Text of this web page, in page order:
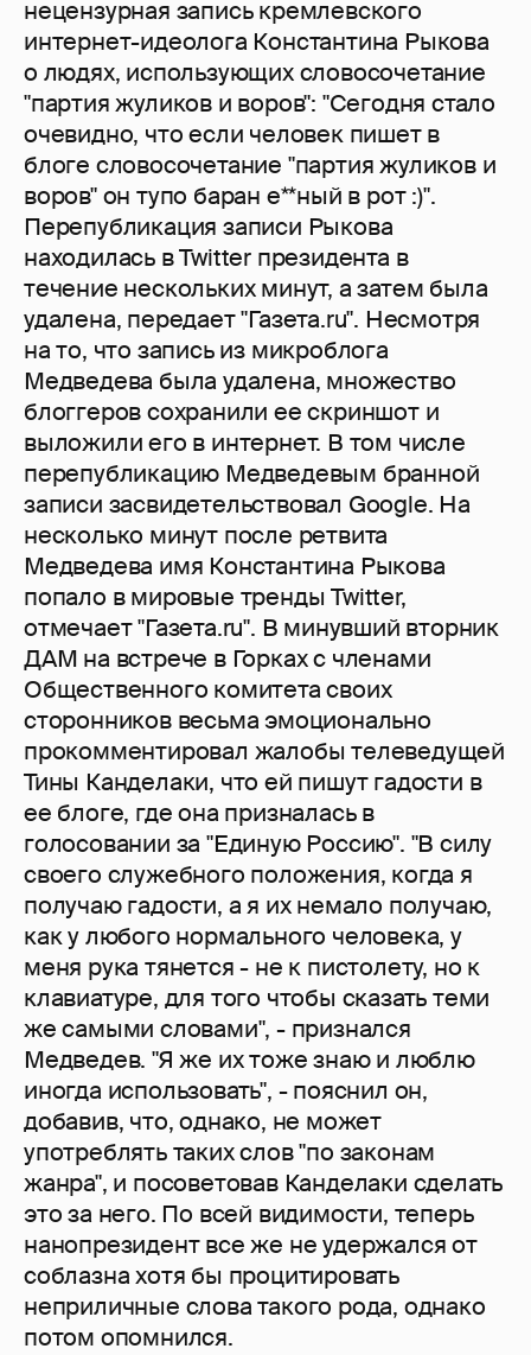
нецензурная запись кремлевского
интернет-идеолога Константина Рыкова
о людях, использующих словосочетание
"партия жуликов и воров": "Сегодня стало
очевидно, что если человек пишет в
блоге словосочетание "партия жуликов и
воров" он тупо баран е**ный в рот :)".
Перепубликация записи Рыкова
находилась в Twitter президента в
течение нескольких минут, а затем была
удалена, передает "Газета.ru". Несмотря
на то, что запись из микроблога
Медведева была удалена, множество
блоггеров сохранили ее скриншот и
выложили его в интернет. В том числе
перепубликацию Медведевым бранной
записи засвидетельствовал Google. На
несколько минут после ретвита
Медведева имя Константина Рыкова
попало в мировые тренды Twitter,
отмечает "Газета.ru". В минувший вторник
ДАМ на встрече в Горках с членами
Общественного комитета своих
сторонников весьма эмоционально
прокомментировал жалобы телеведущей
Тины Канделаки, что ей пишут гадости в
ее блоге, где она призналась в
голосовании за "Единую Россию". "В силу
своего служебного положения, когда я
получаю гадости, а я их немало получаю,
как у любого нормального человека, у
меня рука тянется - не к пистолету, но к
клавиатуре, для того чтобы сказать теми
же самыми словами", - признался
Медведев. "Я же их тоже знаю и люблю
иногда использовать", - пояснил он,
добавив, что, однако, не может
употреблять таких слов "по законам
жанра", и посоветовав Канделаки сделать
это за него. По всей видимости, теперь
нанопрезидент все же не удержался от
соблазна хотя бы процитировать
неприличные слова такого рода, однако
потом опомнился.